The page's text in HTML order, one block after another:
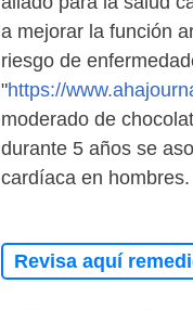
a mejorar la función
riesgo de
"https://
moderado de
durante 5 años se
cardíaca en hombres.
Revisa aquí